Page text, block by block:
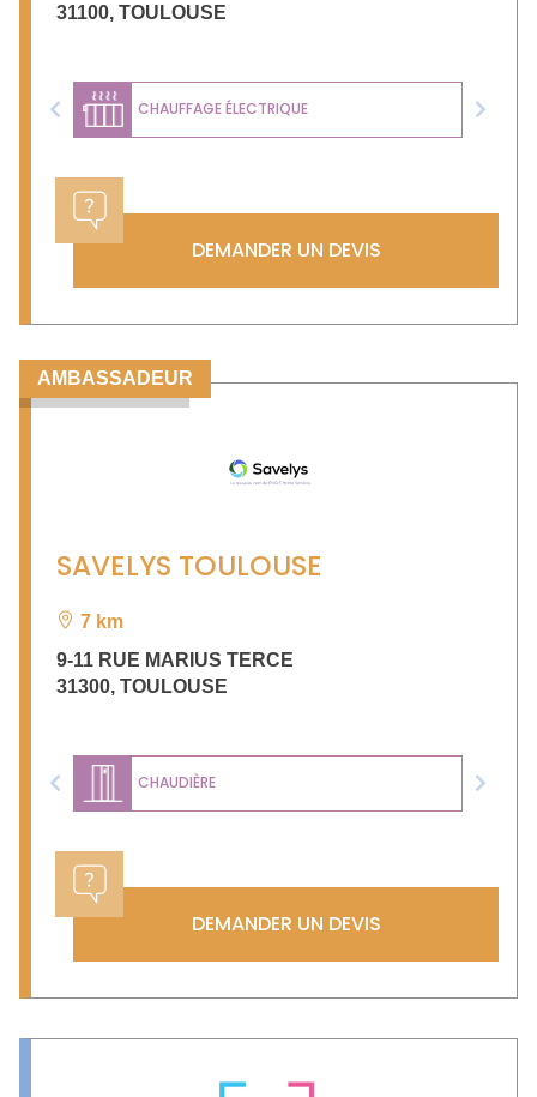
31100, TOULOUSE
CHAUFFAGE ÉLECTRIQUE
Previous Next
DEMANDER UN DEVIS
AMBASSADEUR
SAVELYS TOULOUSE
7 km
9-11 RUE MARIUS TERCE
31300, TOULOUSE
CHAUDIÈRE
Previous Next
DEMANDER UN DEVIS